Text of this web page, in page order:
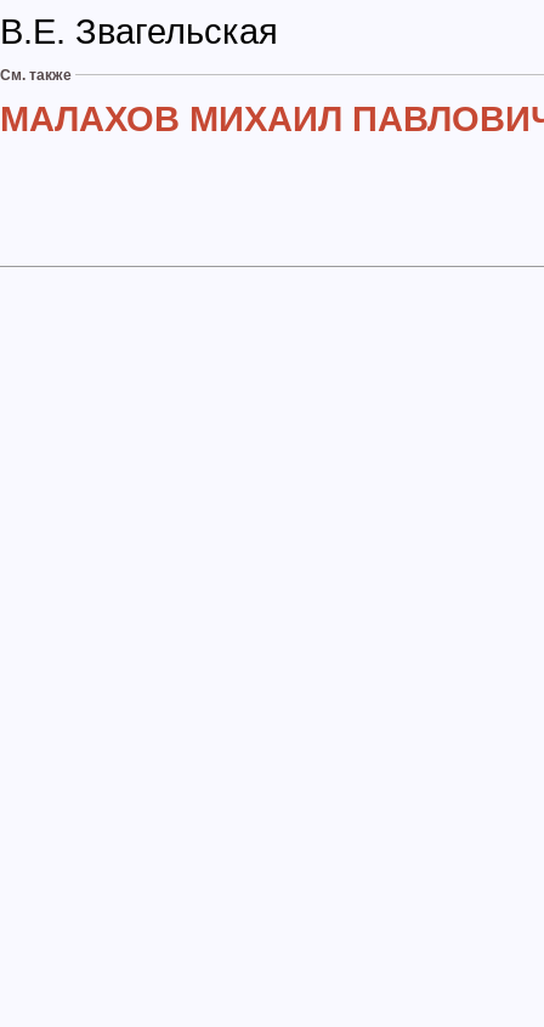
В.Е. Звагельская
См. также
МАЛАХОВ МИХАИЛ